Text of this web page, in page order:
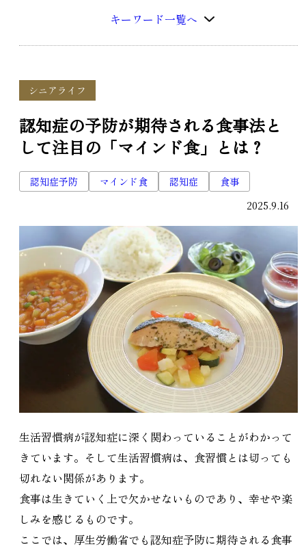
キーワード一覧へ
シニアライフ
認知症の予防が期待される食事法と
して注目の「マインド食」とは？
認知症予防 マインド食 認知症
食事
2025.9.16
生活習慣病が認知症に深く関わっていることがわかって
きています。そして生活習慣病は、食習慣とは切っても
切れない関係があります。
食事は生きていく上で欠かせないものであり、幸せや楽
しみを感じるものです。
ここでは、厚生労働省でも認知症予防に期待される食事